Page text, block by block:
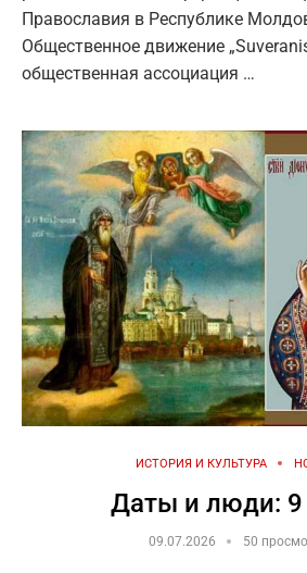
Православия в Республике
Общественное движение
общественная ассоциация …
ИСТОРИЯ И КУЛЬТУРА
Даты и люди:
09.07.2026 50